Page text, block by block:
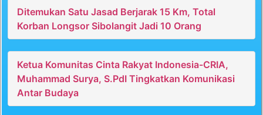
Ditemukan Satu Jasad Berjarak 15 Km, Total
Korban Longsor Sibolangit Jadi 10 Orang
Ketua Komunitas Cinta Rakyat Indonesia-CRIA,
Muhammad Surya, S.PdI Tingkatkan Komunikasi
Antar Budaya